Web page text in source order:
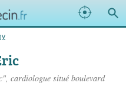
cardiologue situé boulevard